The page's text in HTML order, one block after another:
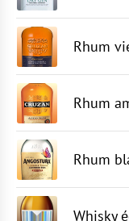
Rhum
Rhum
Rhum
Whisky